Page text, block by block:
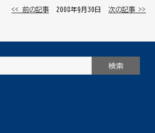
<< 前の記事 │ 2008年9月30日 │次の記事 >>